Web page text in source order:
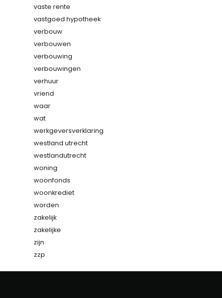
vaste rente
vastgoed hypotheek
verbouw
verbouwen
verbouwing
verbouwingen
verhuur
vriend
waar
wat
werkgeversverklaring
westland utrecht
westlandutrecht
woning
woonfonds
woonkrediet
worden
zakelijk
zakelijke
zijn
zzp